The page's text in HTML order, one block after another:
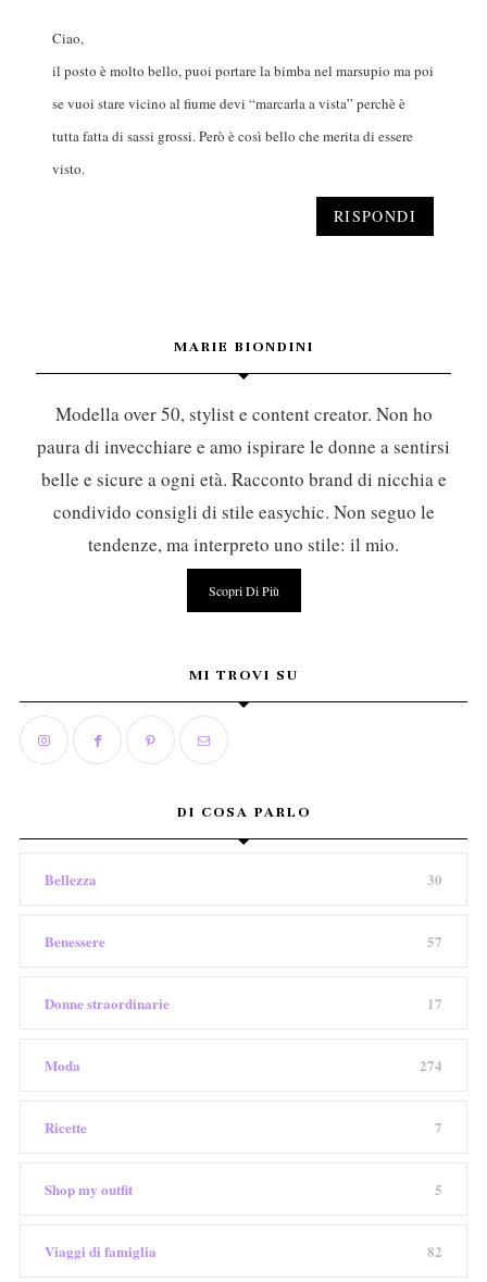
Ciao,
il posto è molto bello, puoi portare la bimba nel marsupio ma poi
se vuoi stare vicino al fiume devi “marcarla a vista” perchè è
tutta fatta di sassi grossi. Però è così bello che merita di essere
visto.
RISPONDI
MARIE BIONDINI
Modella over 50, stylist e content creator. Non ho
paura di invecchiare e amo ispirare le donne a sentirsi
belle e sicure a ogni età. Racconto brand di nicchia e
condivido consigli di stile easychic. Non seguo le
tendenze, ma interpreto uno stile: il mio.
Scopri Di Più
MI TROVI SU
DI COSA PARLO
Bellezza 30
Benessere 57
Donne straordinarie 17
Moda 274
Ricette 7
Shop my outfit 5
Viaggi di famiglia 82